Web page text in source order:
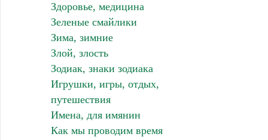
Здоровье, медицина
Зеленые смайлики
Зима, зимние
Злой, злость
Зодиак, знаки зодиака
Игрушки, игры, отдых,
путешествия
Имена, для имянин
Как мы проводим время